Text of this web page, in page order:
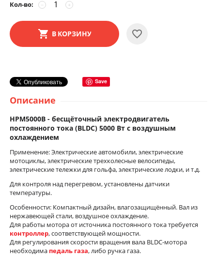
Кол-во:
+
−
В КОРЗИНУ
Save
Описание
HPM5000B - бесщёточный электродвигатель
постоянного тока (BLDC) 5000 Вт с воздушным
охлаждением
Применение: Электрические автомобили, электрические
мотоциклы, электрические трехколесные велосипеды,
электрические тележки для гольфа, электрические лодки, и т.д.
Для контроля над перегревом, установлены датчики
температуры.
Особенности: Компактный дизайн, влагозащищённый. Вал из
нержавеющей стали, воздушное охлаждение.
Для работы мотора от источника постоянного тока требуется
контроллер, соответствующей мощности.
Для регулирования скорости вращения вала BLDC-мотора
необходима педаль газа, либо ручка газа.